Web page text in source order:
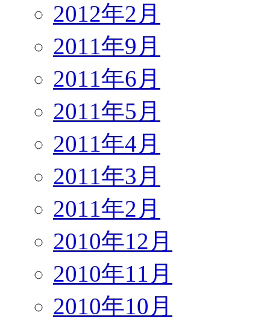
2012年2月
2011年9月
2011年6月
2011年5月
2011年4月
2011年3月
2011年2月
2010年12月
2010年11月
2010年10月